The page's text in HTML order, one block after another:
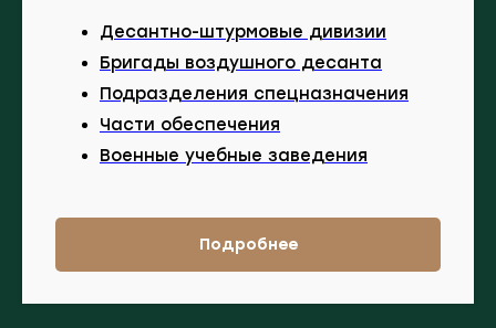
Десантно-штурмовые дивизии
Бригады воздушного десанта
Подразделения спецназначения
Части обеспечения
Военные учебные заведения
Подробнее